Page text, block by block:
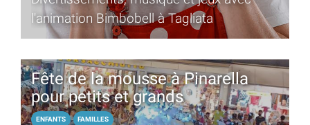
l'animation Bimbobell à Tagliata
Fête de la mousse à Pinarella
pour petits et grands
ENFANTS FAMILLES